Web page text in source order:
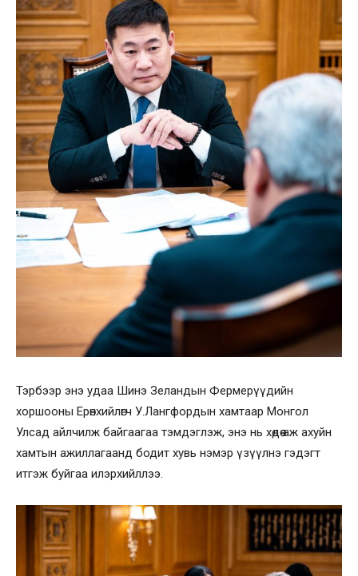
Тэрбээр энэ удаа Шинэ Зеландын Фермерүүдийн
хоршооны Ерөнхийлөгч У.Лангфордын хамтаар Монгол
Улсад айлчилж байгаагаа тэмдэглэж, энэ нь хөдөө аж ахуйн
хамтын ажиллагаанд бодит хувь нэмэр үзүүлнэ гэдэгт
итгэж буйгаа илэрхийллээ.